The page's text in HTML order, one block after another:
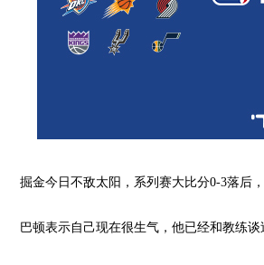
掘金今日不敌太阳，系列赛大比分0-3落后，
巴顿表示自己现在很生气，他已经和教练谈